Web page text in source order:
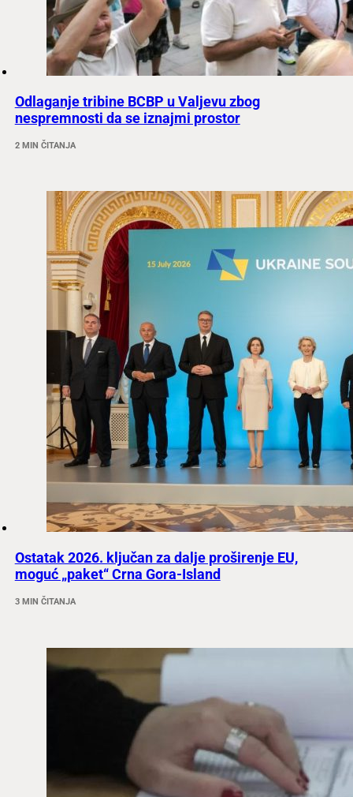
Odlaganje tribine BCBP u Valjevu zbog
nespremnosti da se iznajmi prostor
2 MIN ČITANJA
Ostatak 2026. ključan za dalje proširenje EU,
moguć „paket“ Crna Gora-Island
3 MIN ČITANJA